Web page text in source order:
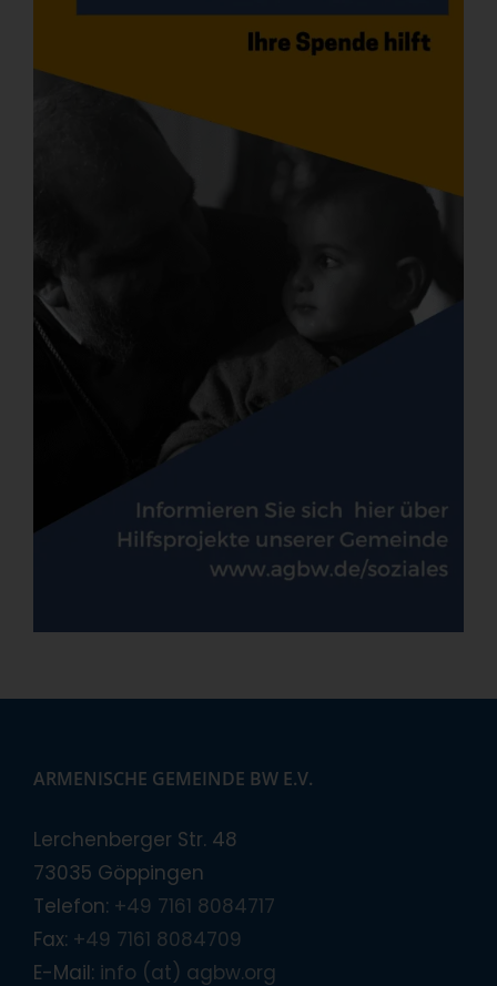
ARMENISCHE GEMEINDE BW E.V.
Lerchenberger Str. 48
73035 Göppingen
Telefon: +49 7161 8084717
Fax: +49 7161 8084709
E-Mail: info (at) agbw.org